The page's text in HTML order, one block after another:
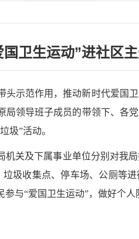
卫生运动”进社区
示范作用，推动新时代爱国
领导班子成员的带领下、各
圾”活动。
关及下属事业单位分别对我
圾收集点、停车场、公厕等
与“爱国卫生运动”，做好个人